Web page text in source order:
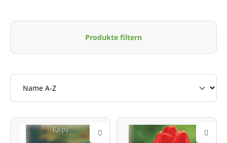
Produkte filtern